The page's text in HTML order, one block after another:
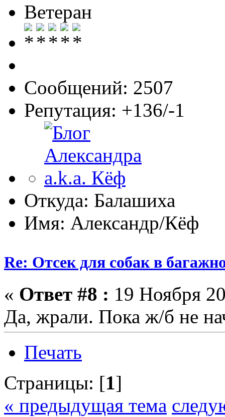
Ветеран
Сообщений: 2507
Репутация: +136/-1
Откуда: Балашиха
Имя: Александр/Кёф
Re: Отсек для собак в
« Ответ #8 : 19 Ноября
Да, жрали. Пока ж/б не
Печать
Страницы: [1]
« предыдущая тема